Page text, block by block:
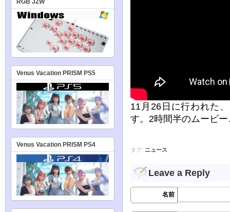
11月26日に行われた
す。2時間半のムービ
タグ: ニュース
Leave a Reply
名前
RGB JZW
Venus Vacation PRISM PS5
Venus Vacation PRISM PS4